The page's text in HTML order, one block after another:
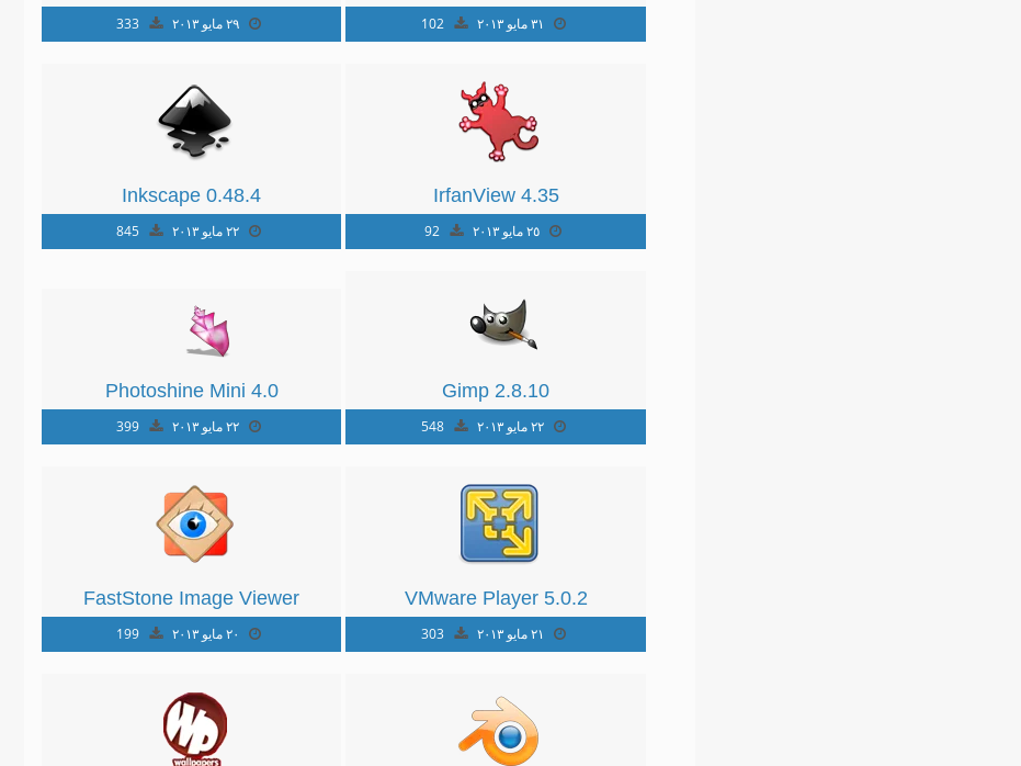
٣١ مايو ٢٠١٣ 102 ٢٩ مايو ٢٠١٣ 333
IrfanView 4.35
٢٥ مايو ٢٠١٣ 92
Inkscape 0.48.4
٢٢ مايو ٢٠١٣ 845
Gimp 2.8.10
٢٢ مايو ٢٠١٣ 548
Photoshine Mini 4.0
٢٢ مايو ٢٠١٣ 399
VMware Player 5.0.2
٢١ مايو ٢٠١٣ 303
FastStone Image Viewer
5.2
٢٠ مايو ٢٠١٣ 199